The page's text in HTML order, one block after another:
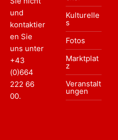
und
kontaktier
en Sie
uns unter
+43
(0)664
222 66
00.
Kulturelle
s
Fotos
Marktplat
z
Veranstalt
ungen